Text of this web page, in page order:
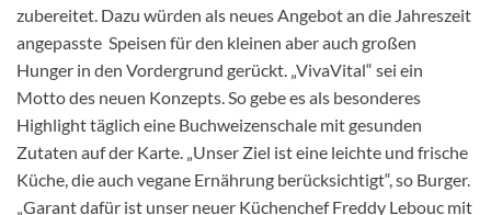
zubereitet. Dazu würden als neues Angebot an die Jahreszeit
angepasste Speisen für den kleinen aber auch großen
Hunger in den Vordergrund gerückt. „VivaVital“ sei ein
Motto des neuen Konzepts. So gebe es als besonderes
Highlight täglich eine Buchweizenschale mit gesunden
Zutaten auf der Karte. „Unser Ziel ist eine leichte und frische
Küche, die auch vegane Ernährung berücksichtigt“, so Burger.
„Garant dafür ist unser neuer Küchenchef Freddy Lebouc mit